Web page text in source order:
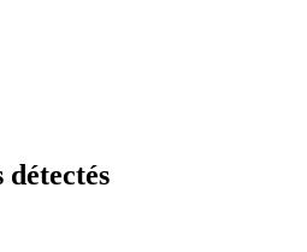
détectés